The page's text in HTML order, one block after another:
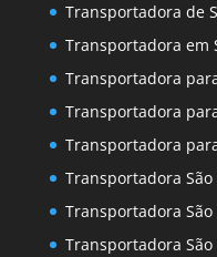
Transportadora de
Transportadora em
Transportadora
Transportadora
Transportadora
Transportadora
Transportadora São
Transportadora